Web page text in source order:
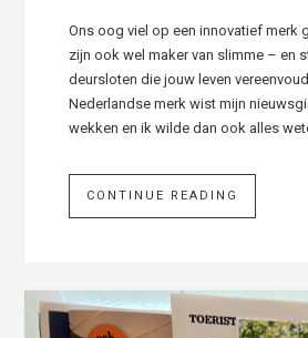
Ons oog viel op een innovatief merk
zijn ook wel maker van slimme – en
deursloten die jouw leven
Nederlandse merk wist mijn
wekken en ik wilde dan ook alles
CONTINUE READING